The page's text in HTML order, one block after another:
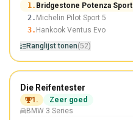
1. Bridgestone Potenza Sport
2. Michelin Pilot Sport 5
3. Hankook Ventus Evo
Ranglijst tonen(52)
De zomer
225/40 R18
Winnaar
Die Reifentester
1.
Zeer goed
BMW 3 Series